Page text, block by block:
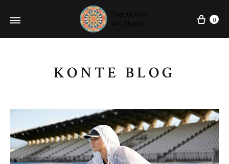
Cart
0
KONTE BLOG